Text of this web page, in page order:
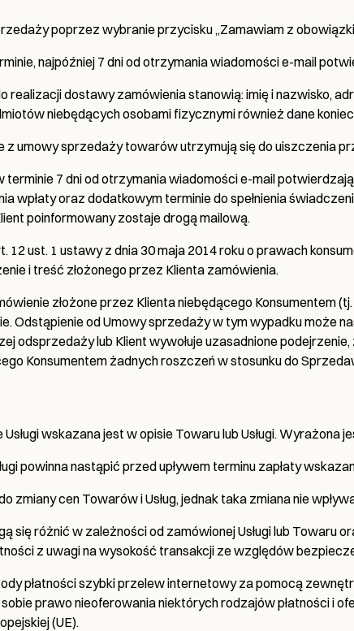
poprzez wybranie przycisku „Zamawiam z
najpóźniej 7 dni od otrzymania wiadomości e-mail
realizacji dostawy zamówienia stanowią: imię i nazwisko,
niebędących osobami fizycznymi również dane
z umowy sprzedaży towarów utrzymują się do uiszczenia
terminie 7 dni od otrzymania wiadomości e-mail
wpłaty oraz dodatkowym terminie do spełnienia
poinformowany zostaje drogą mailową.
ust. 1 ustawy z dnia 30 maja 2014 roku o prawach
i treść złożonego przez Klienta zamówienia.
złożone przez Klienta niebędącego Konsumentem
Odstąpienie od Umowy sprzedaży w tym wypadku może
odsprzedaży lub Klient wywołuje uzasadnione
Konsumentem żadnych roszczeń w stosunku do
wskazana jest w opisie Towaru lub Usługi. Wyrażona
powinna nastąpić przed upływem terminu zapłaty
zmiany cen Towarów i Usług, jednak taka zmiana nie
się różnić w zależności od zamówionej Usługi lub
z uwagi na wysokość transakcji ze względów
płatności szybki przelew internetowy za pomocą
prawo nieoferowania niektórych rodzajów płatności i
(UE).